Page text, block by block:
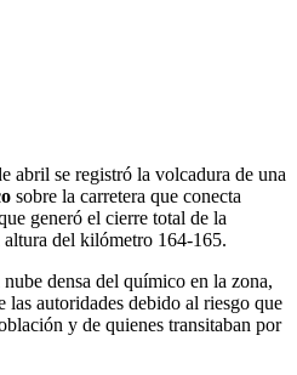
abril se registró la volcadura de una
sobre la carretera que conecta
generó el cierre total de la
del kilómetro 164-165.
densa del químico en la zona,
las autoridades debido al riesgo que
y de quienes transitaban por